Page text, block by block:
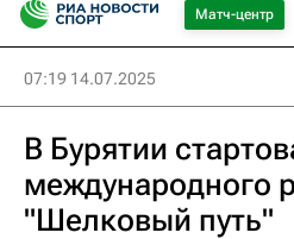
Матч-центр
07:19 14.07.2025
В Бурятии
международного
"Шелковый путь"